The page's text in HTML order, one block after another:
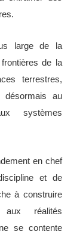
large de la
de la
terrestres,
désormais au
systèmes
en chef
et de
à construire
réalités
se contente